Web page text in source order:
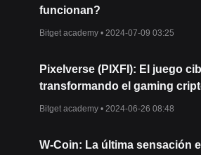
funcionan?
Bitget academy • 2024-07-09 03:25
Pixelverse (PIXFI): El juego
transformando el gaming
Bitget academy • 2024-06-26 08:48
W-Coin: La última sensación